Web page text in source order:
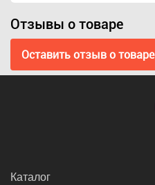
Отзывы о товаре
Оставить отзыв о товаре
Каталог